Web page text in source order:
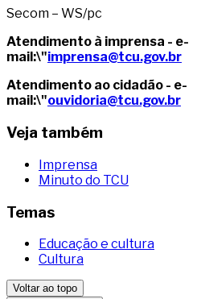
Secom – WS/pc
Atendimento à imprensa - e-
mail:\"imprensa@tcu.gov.br
Atendimento ao cidadão - e-
mail:\"ouvidoria@tcu.gov.br
Veja também
Imprensa
Minuto do TCU
Temas
Educação e cultura
Cultura
Voltar ao topo